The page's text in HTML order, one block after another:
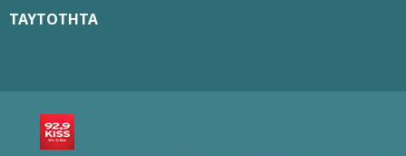
ΤΑΥΤΟΤΗΤΑ